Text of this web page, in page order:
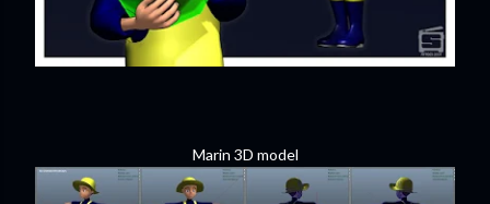
Marin 3D model